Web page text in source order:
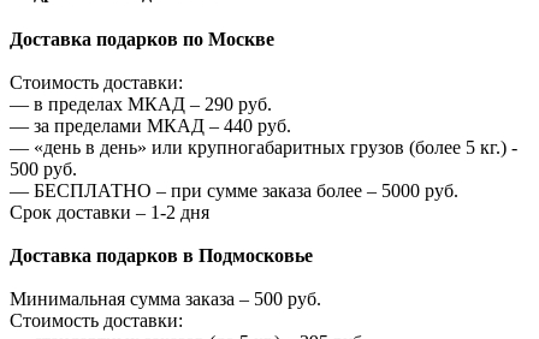
Доставка подарков по Москве
Стоимость доставки:
— в пределах МКАД – 290 руб.
— за пределами МКАД – 440 руб.
— «день в день» или крупногабаритных грузов (более 5 кг.) -
500 руб.
— БЕСПЛАТНО – при сумме заказа более – 5000 руб.
Срок доставки – 1-2 дня
Доставка подарков в Подмосковье
Минимальная сумма заказа – 500 руб.
Стоимость доставки: